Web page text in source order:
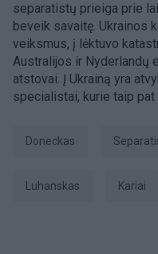
separatistų prieiga prie
beveik savaitę. Ukrainos
veiksmus, į lėktuvo
Australijos ir Nyderlandų
atstovai. Į Ukrainą yra
specialistai, kurie taip
Doneckas
Luhanskas kariai